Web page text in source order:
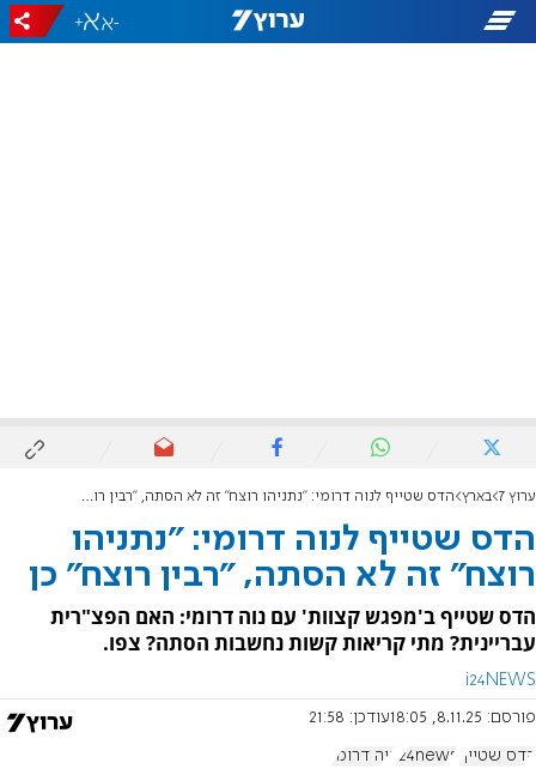
-
+
ערוץ 7 בארץ הדס שטייף לנוה דרומי: "נתניהו רוצח" זה לא הסתה, "רבין רוצח" כן
הדס שטייף לנוה דרומי: "נתניהו
רוצח" זה לא הסתה, "רבין רוצח" כן
הדס שטייף ב'מפגש קצוות' עם נוה דרומי: האם הפצ"רית
עבריינית? מתי קריאות קשות נחשבות הסתה? צפו.
i24NEWS
פורסם: 8.11.25, 18:05 עודכן: 21:58
הדס שטייף i24news נוה דרומי